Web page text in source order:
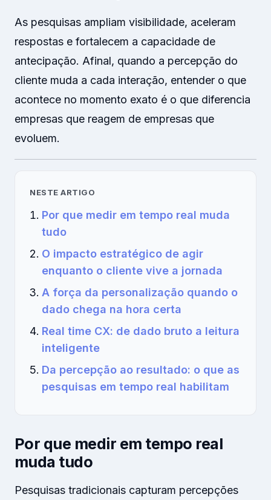
As pesquisas ampliam visibilidade, aceleram
respostas e fortalecem a capacidade de
antecipação. Afinal, quando a percepção do
cliente muda a cada interação, entender o que
acontece no momento exato é o que diferencia
empresas que reagem de empresas que
evoluem.
NESTE ARTIGO
Por que medir em tempo real muda
tudo
O impacto estratégico de agir
enquanto o cliente vive a jornada
A força da personalização quando o
dado chega na hora certa
Real time CX: de dado bruto a leitura
inteligente
Da percepção ao resultado: o que as
pesquisas em tempo real habilitam
Por que medir em tempo real
muda tudo
Pesquisas tradicionais capturam percepções